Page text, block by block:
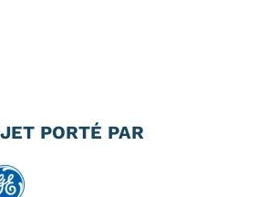
PORTÉ PAR